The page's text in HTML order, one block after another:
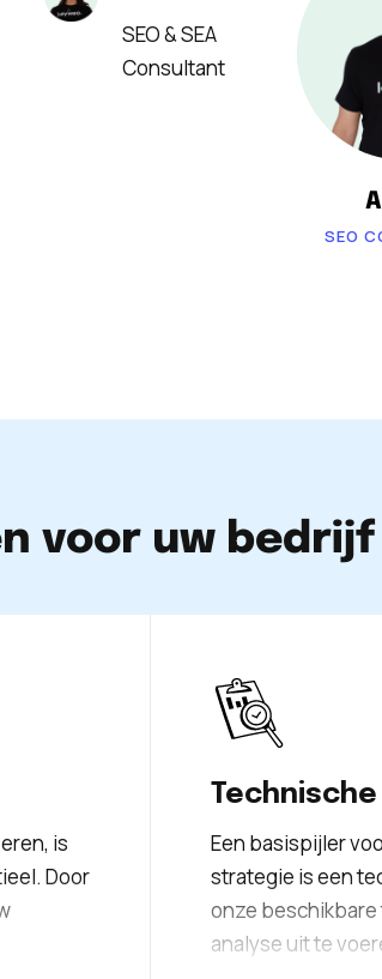
SEO & SEA
Consultant
SEO
voor uw
is
Door
Technische
Een basispijler
strategie is een
onze beschikbare
analyse uit te